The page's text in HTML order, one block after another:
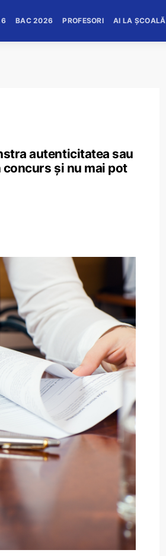
BAC 2026 PROFESORI AI LA ȘCOALĂ
autenticitatea sau
și nu mai pot